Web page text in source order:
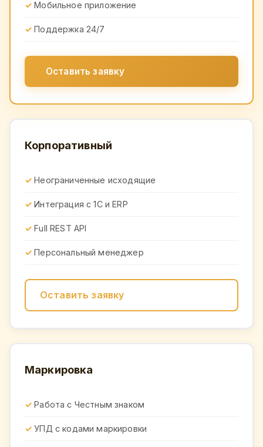
Мобильное приложение
Поддержка 24/7
Оставить заявку
Корпоративный
Неограниченные исходящие
Интеграция с 1С и ERP
Full REST API
Персональный менеджер
Оставить заявку
Маркировка
Работа с Честным знаком
УПД с кодами маркировки